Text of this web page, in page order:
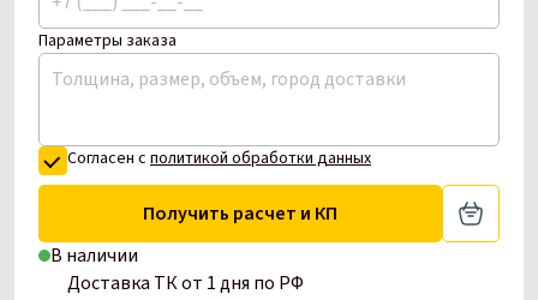
Параметры заказа
Согласен с политикой обработки данных
Получить расчет и КП
В наличии
Доставка ТК от 1 дня по РФ